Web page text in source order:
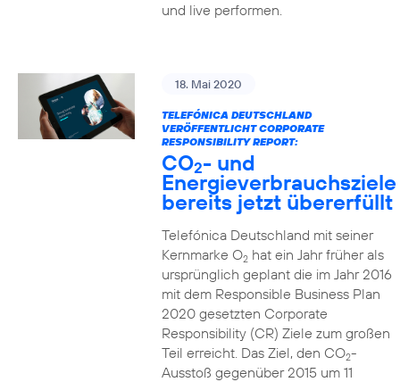
und live performen.
18. Mai 2020
TELEFÓNICA DEUTSCHLAND
VERÖFFENTLICHT CORPORATE
RESPONSIBILITY REPORT:
CO2- und
Energieverbrauchsziele
bereits jetzt übererfüllt
Telefónica Deutschland mit seiner
Kernmarke O2hat ein Jahr früher als
ursprünglich geplant die im Jahr 2016
mit dem Responsible Business Plan
2020 gesetzten Corporate
Responsibility (CR) Ziele zum großen
Teil erreicht. Das Ziel, den CO2-
Ausstoß gegenüber 2015 um 11